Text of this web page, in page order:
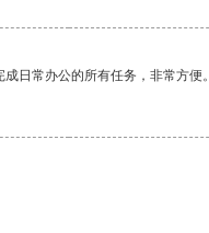
日常办公的所有任务，非常方便。